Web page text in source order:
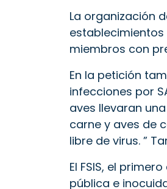
La organización
miembros con
En la petición
infecciones por
aves llevaran
carne y aves de
libre de virus. ”
El FSIS, el
pública e